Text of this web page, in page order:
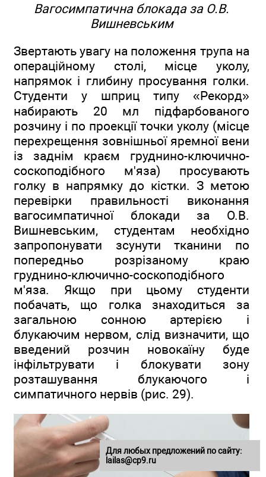
Вагосимпатична блокада за О.В.
Вишневським
Звертають увагу на положення трупа на
операційному столі, місце уколу,
напрямок і глибину просування голки.
Студенти у шприц типу «Рекорд»
набирають 20 мл підфарбованого
розчину і по проекції точки уколу (місце
перехрещення зовнішньої яремної вени
із заднім краєм груднино-ключично-
соскоподібного м'яза) просувають
голку в напрямку до кістки. З метою
перевірки правильності виконання
вагосимпатичної блокади за О.В.
Вишневським, студентам необхідно
запропонувати зсунути тканини по
попередньо розрізаному краю
груднино-ключично-соскоподібного
м'яза. Якщо при цьому студенти
побачать, що голка знаходиться за
загальною сонною артерією і
блукаючим нервом, слід визначити, що
введений розчин новокаїну буде
інфільтрувати і блокувати зону
розташування блукаючого і
симпатичного нервів (рис. 29).
Для любых предложений по сайту:
lailas@cp9.ru